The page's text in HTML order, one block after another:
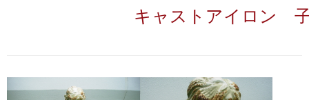
キャストアイロン